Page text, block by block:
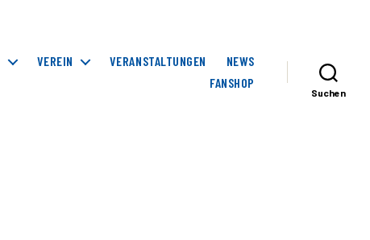
VEREIN VERANSTALTUNGEN
NEWS
FANSHOP
Suchen